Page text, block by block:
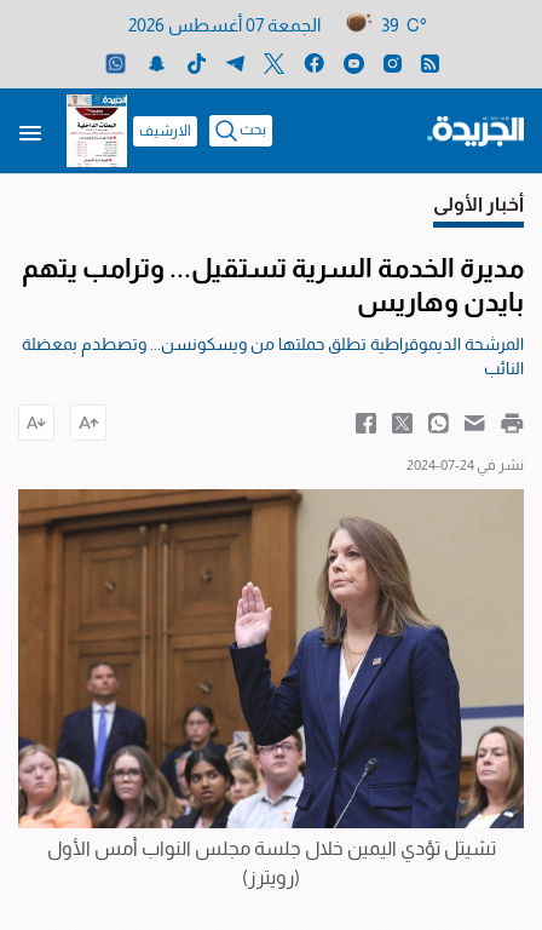
39 C° الجمعة 07 أغسطس 2026
بحث الارشيف
أخبار الأولى
مديرة الخدمة السرية تستقيل... وترامب يتهم
بايدن وهاريس
المرشحة الديموقراطية تطلق حملتها من ويسكونسن... وتصطدم بمعضلة
النائب
نشر في 24-07-2024
تشيتل تؤدي اليمين خلال جلسة مجلس النواب أمس الأول
(رويترز)